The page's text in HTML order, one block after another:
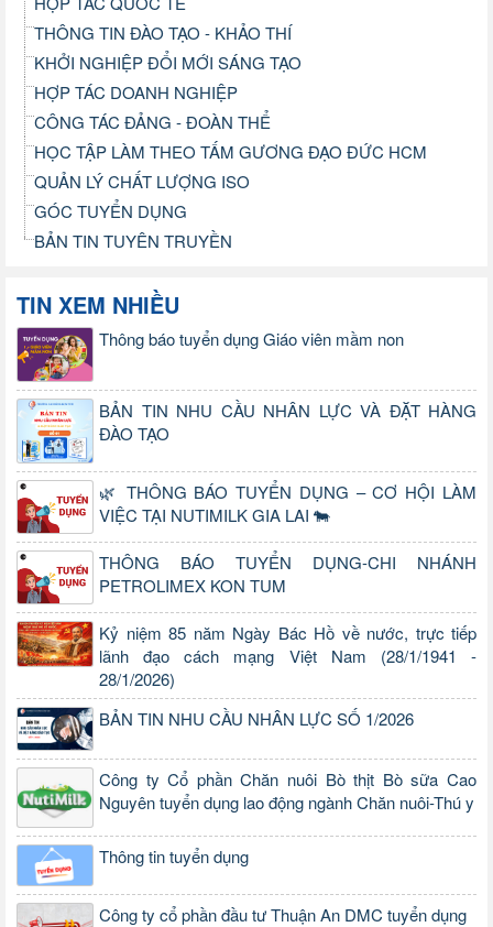
THÔNG TIN ĐÀO TẠO - KHẢO THÍ
KHỞI NGHIỆP ĐỔI MỚI SÁNG TẠO
HỢP TÁC DOANH NGHIỆP
CÔNG TÁC ĐẢNG - ĐOÀN THỂ
HỌC TẬP LÀM THEO TẤM GƯƠNG ĐẠO ĐỨC HCM
QUẢN LÝ CHẤT LƯỢNG ISO
GÓC TUYỂN DỤNG
BẢN TIN TUYÊN TRUYỀN
TIN XEM NHIỀU
Thông báo tuyển dụng Giáo viên mầm non
BẢN TIN NHU CẦU NHÂN LỰC VÀ ĐẶT HÀNG
ĐÀO TẠO
🌿 THÔNG BÁO TUYỂN DỤNG – CƠ HỘI LÀM
VIỆC TẠI NUTIMILK GIA LAI 🐄
THÔNG BÁO TUYỂN DỤNG-CHI NHÁNH
PETROLIMEX KON TUM
Kỷ niệm 85 năm Ngày Bác Hồ về nước, trực tiếp
lãnh đạo cách mạng Việt Nam (28/1/1941 -
28/1/2026)
BẢN TIN NHU CẦU NHÂN LỰC SỐ 1/2026
Công ty Cổ phần Chăn nuôi Bò thịt Bò sữa Cao
Nguyên tuyển dụng lao động ngành Chăn nuôi-Thú y
Thông tin tuyển dụng
Công ty cổ phần đầu tư Thuận An DMC tuyển dụng